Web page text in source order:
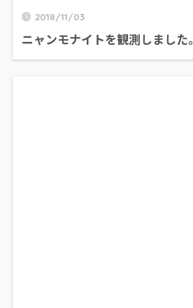
2018/11/03
ニャンモナイトを観測しました。